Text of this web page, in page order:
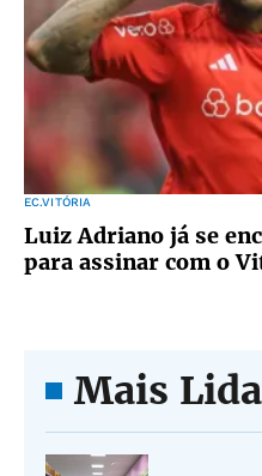
EC.VITÓRIA
Luiz Adriano já se
para assinar com o
Mais